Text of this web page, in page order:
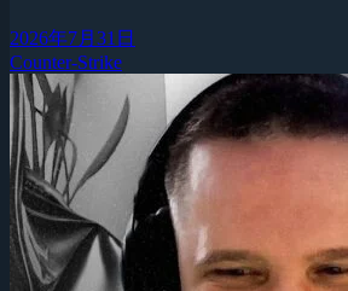
2026年7月31日
Counter-Strike